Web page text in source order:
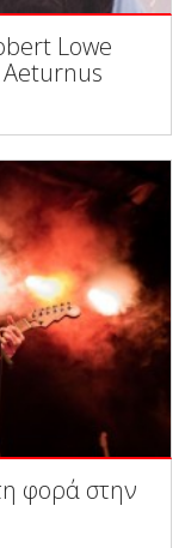
Lowe
Aeturnus
φορά στην